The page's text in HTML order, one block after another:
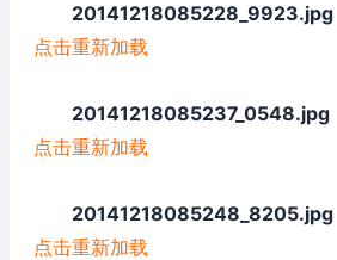
20141218085228_9923.jpg
点击重新加载
20141218085237_0548.jpg
点击重新加载
20141218085248_8205.jpg
点击重新加载